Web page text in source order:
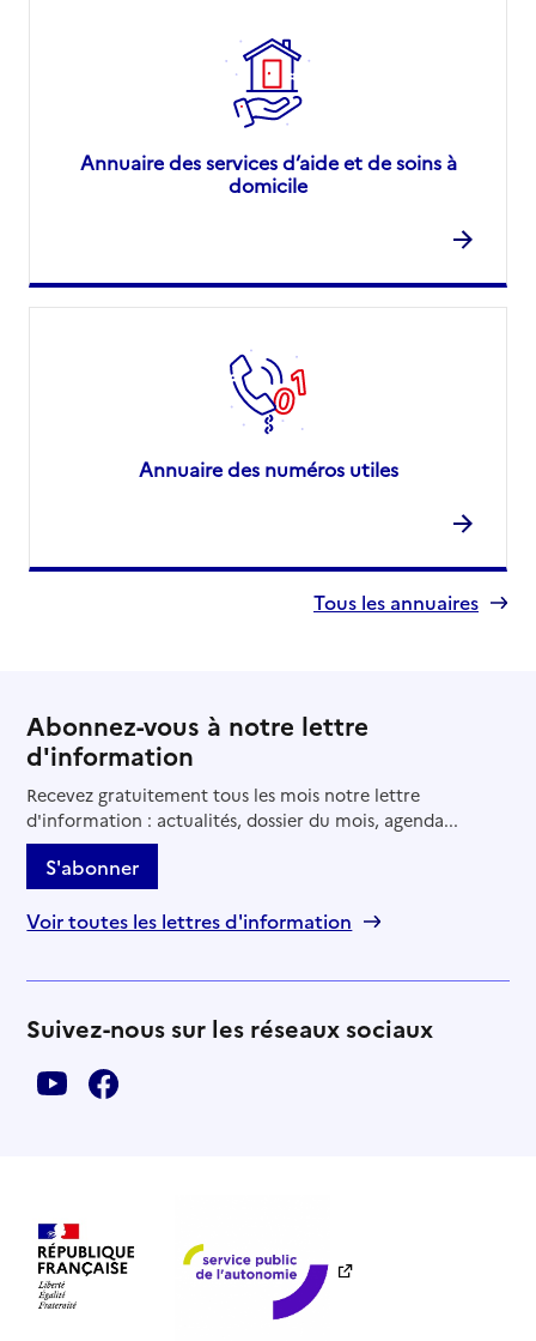
Annuaire des services d’aide et de soins à
domicile
Annuaire des numéros utiles
Tous les annuaires
Abonnez-vous à notre lettre
d'information
Recevez gratuitement tous les mois notre lettre
d'information : actualités, dossier du mois, agenda...
S'abonner
Voir toutes les lettres d'information
Suivez-nous sur les réseaux sociaux